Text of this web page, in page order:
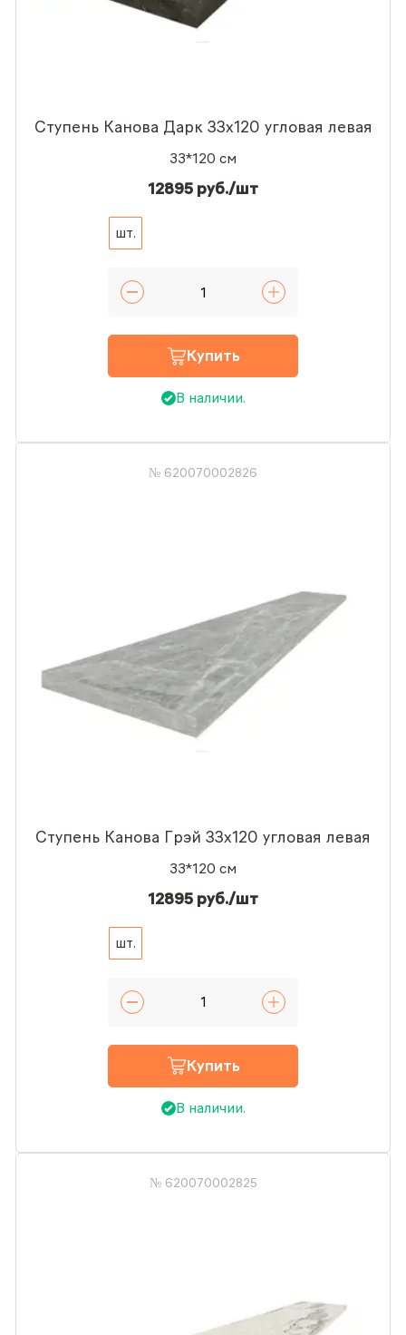
Ступень Канова Дарк 33x120 угловая левая
33*120 см
12895 руб./шт
шт.
Купить
В наличии.
№ 620070002826
Ступень Канова Грэй 33x120 угловая левая
33*120 см
12895 руб./шт
шт.
Купить
В наличии.
№ 620070002825